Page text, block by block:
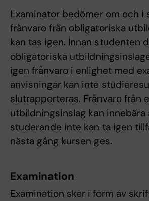
Examinator bedömer om och i
frånvaro från obligatoriska
kan tas igen. Innan studenten
obligatoriska
igen frånvaro i enlighet med
anvisningar kan inte
slutrapporteras. Frånvaro från
utbildningsinslag kan innebära
studerande inte kan ta igen
nästa gång kursen ges.
Examination
Examination sker i form av